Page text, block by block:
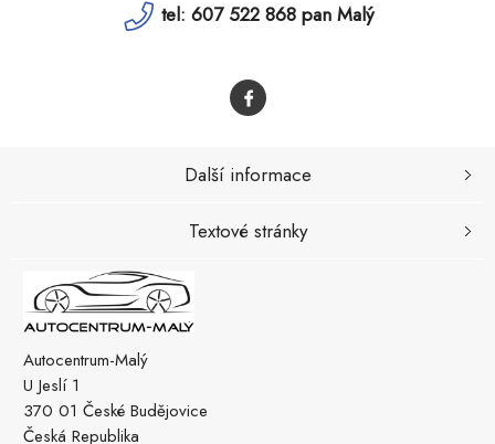
tel: 607 522 868 pan Malý
Autocentrum-Malý
U Jeslí 1
370 01 České Budějovice
Česká Republika
Další informace
Textové stránky